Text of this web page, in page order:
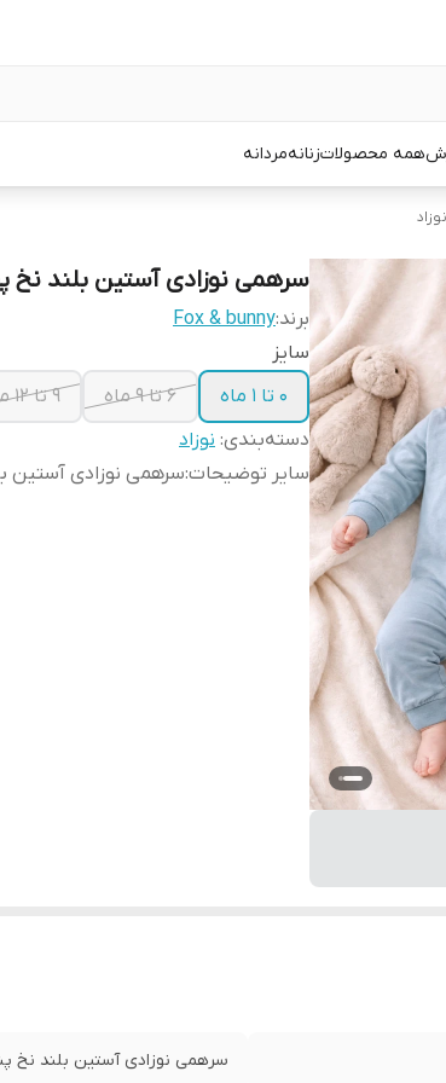
همه محصولاتزنانهمردانه
نوزاد
سرهمی نوزادی آستین بلند نخ
برند:Fox & bunny
سایز
0 تا 1 ماه
6 تا 9 ماه
9 تا 12 ماه
دسته‌بندی: نوزاد
سایر توضیحات:سرهمی نوزادی آستین
سرهمی نوزادی آستین بلند نخ